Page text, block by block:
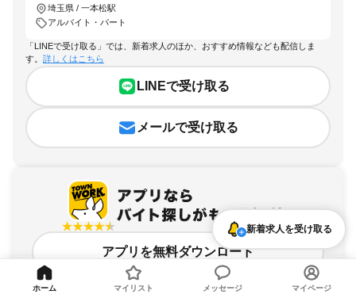
埼玉県 / 一本松駅
アルバイト・パート
「LINEで受け取る」では、新着求人のほか、おすすめ情報なども配信しま
す。 詳しくはこちら
LINEで受け取る
メールで受け取る
アプリを無料ダウンロード
新着求人を受け取る
ホーム マイリスト メッセージ マイページ